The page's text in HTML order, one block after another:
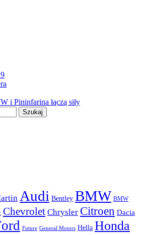
i Pininfarina łączą siły
Audi Bentley BMW BMW
Chevrolet Chrysler Citroen Dacia
Future General Motors Hella Honda